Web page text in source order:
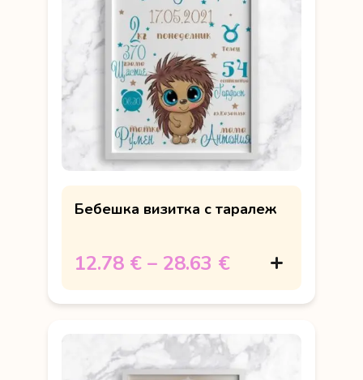
Бебешка визитка с таралеж
12.78 € – 28.63 €